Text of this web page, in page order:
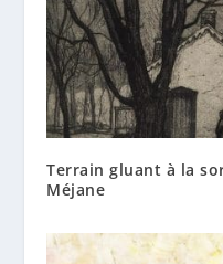
Terrain gluant à la
Méjane